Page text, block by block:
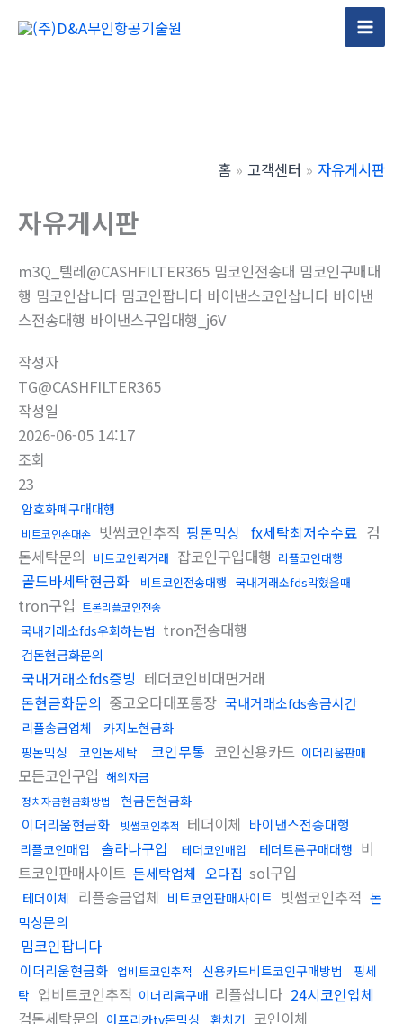
Main
홈 고객센터 자유게시판
자유게시판
m3Q_텔레@CASHFILTER365 밈코인전송대 밈코인구매대
행 밈코인삽니다 밈코인팝니다 바이낸스코인삽니다 바이낸
스전송대행 바이낸스구입대행_j6V
작성자
TG@CASHFILTER365
작성일
2026-06-05 14:17
조회
23
암호화폐구매대행
비트코인손대손 빗썸코인추적 핑돈믹싱 fx세탁최저수수료 검
돈세탁문의
비트코인퀵거래 잡코인구입대행 리플코인대행
골드바세탁현금화 비트코인전송대행 국내거래소fds막혔을때
tron구입 트론리플코인전송
국내거래소fds우회하는법 tron전송대행
검돈현금화문의
국내거래소fds증빙 테더코인비대면거래
돈현금화문의 중고오다대포통장 국내거래소fds송금시간
리플송금업체
카지노현금화
핑돈믹싱
코인돈세탁 코인무통 코인신용카드 이더리움판매
모든코인구입 해외자금
정치자금현금화방법 현금돈현금화
이더리움현금화 빗썸코인추적 테더이체 바이낸스전송대행
리플코인매입 솔라나구입 테더코인매입 테더트론구매대행 비
트코인판매사이트 돈세탁업체 오다집 sol구입
테더이체 리플송금업체 비트코인판매사이트 빗썸코인추적 돈
믹싱문의
밈코인팝니다
이더리움현금화 업비트코인추적 신용카드비트코인구매방법
핑세
탁 업비트코인추적 이더리움구매 리플삽니다 24시코인업체
검돈세탁문의 아프리카tv돈믹싱 환치기 코인이체